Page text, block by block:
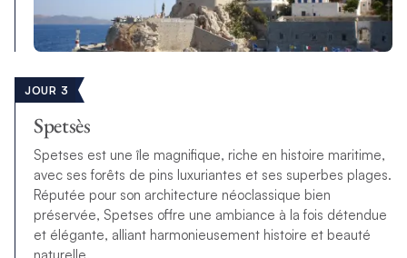
JOUR 3
Spetsès
Spetses est une île magnifique, riche en histoire maritime,
avec ses forêts de pins luxuriantes et ses superbes plages.
Réputée pour son architecture néoclassique bien
préservée, Spetses offre une ambiance à la fois détendue
et élégante, alliant harmonieusement histoire et beauté
naturelle.